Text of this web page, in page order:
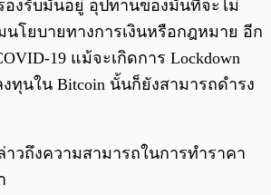
งรับมันอยู่ อุปทานของมันที่จะไม่
นโยบายทางการเงินหรือกฎหมาย อีก
19 แม้จะเกิดการ Lockdown
ทุนใน Bitcoin นั้นก็ยังสามารถดำรง
าวถึงความสามารถในการทำราคา